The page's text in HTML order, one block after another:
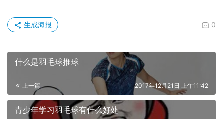
0
生成海报
什么是羽毛球推球
上一篇 2017年12月21日 上午11:42
青少年学习羽毛球有什么好处